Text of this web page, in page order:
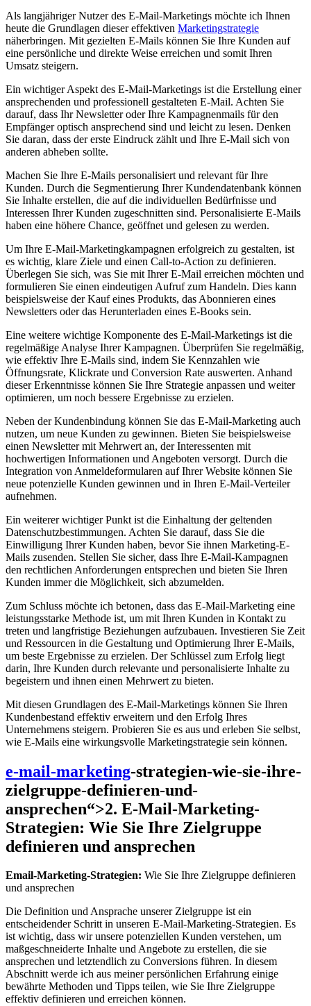
Als langjähriger Nutzer des E-Mail-Marketings möchte ich Ihnen
heute die Grundlagen dieser effektiven Marketingstrategie
näherbringen. Mit gezielten E-Mails können Sie Ihre Kunden auf
eine persönliche und direkte Weise erreichen und somit Ihren
Umsatz steigern.
Ein wichtiger Aspekt des E-Mail-Marketings ist die Erstellung einer
ansprechenden und professionell gestalteten E-Mail. Achten Sie
darauf, dass Ihr Newsletter oder Ihre Kampagnenmails für den
Empfänger optisch ansprechend sind und leicht zu lesen. Denken
Sie daran, dass der erste Eindruck zählt und Ihre E-Mail sich von
anderen abheben sollte.
Machen Sie Ihre E-Mails personalisiert und relevant für Ihre
Kunden. Durch die Segmentierung Ihrer Kundendatenbank können
Sie Inhalte erstellen, die auf die individuellen Bedürfnisse und
Interessen Ihrer Kunden zugeschnitten sind. Personalisierte E-Mails
haben eine höhere Chance, geöffnet und gelesen zu werden.
Um Ihre E-Mail-Marketingkampagnen erfolgreich zu gestalten, ist
es wichtig, klare Ziele und einen Call-to-Action zu definieren.
Überlegen Sie sich, was Sie mit Ihrer E-Mail erreichen möchten und
formulieren Sie einen eindeutigen Aufruf zum Handeln. Dies kann
beispielsweise der Kauf eines Produkts, das Abonnieren eines
Newsletters oder das Herunterladen eines E-Books sein.
Eine weitere wichtige Komponente des E-Mail-Marketings ist die
regelmäßige Analyse Ihrer Kampagnen. Überprüfen Sie regelmäßig,
wie effektiv Ihre E-Mails sind, indem Sie Kennzahlen wie
Öffnungsrate, Klickrate und Conversion Rate auswerten. Anhand
dieser Erkenntnisse können Sie Ihre Strategie anpassen und weiter
optimieren, um noch bessere Ergebnisse zu erzielen.
Neben der Kundenbindung können Sie das E-Mail-Marketing auch
nutzen, um neue Kunden zu gewinnen. Bieten Sie beispielsweise
einen Newsletter mit Mehrwert an, der Interessenten mit
hochwertigen Informationen und Angeboten versorgt. Durch die
Integration von Anmeldeformularen auf Ihrer Website können Sie
neue potenzielle Kunden gewinnen und in Ihren E-Mail-Verteiler
aufnehmen.
Ein weiterer wichtiger Punkt ist die Einhaltung der geltenden
Datenschutzbestimmungen. Achten Sie darauf, dass Sie die
Einwilligung Ihrer Kunden haben, bevor Sie ihnen Marketing-E-
Mails zusenden. Stellen Sie sicher, dass Ihre E-Mail-Kampagnen
den rechtlichen Anforderungen entsprechen und bieten Sie Ihren
Kunden immer die Möglichkeit, sich abzumelden.
Zum Schluss möchte ich betonen, dass das E-Mail-Marketing eine
leistungsstarke Methode ist, um mit Ihren Kunden in Kontakt zu
treten und langfristige Beziehungen aufzubauen. Investieren Sie Zeit
und Ressourcen in die Gestaltung und Optimierung Ihrer E-Mails,
um beste Ergebnisse zu erzielen. Der Schlüssel zum Erfolg liegt
darin, Ihre Kunden durch relevante und personalisierte Inhalte zu
begeistern und ihnen einen Mehrwert zu bieten.
Mit diesen Grundlagen des E-Mail-Marketings können Sie Ihren
Kundenbestand effektiv erweitern und den Erfolg Ihres
Unternehmens steigern. Probieren Sie es aus und erleben Sie selbst,
wie E-Mails eine wirkungsvolle Marketingstrategie sein können.
e-mail-marketing-strategien-wie-sie-ihre-
zielgruppe-definieren-und-
ansprechen“>2. E-Mail-Marketing-
Strategien: Wie Sie Ihre Zielgruppe
definieren und ansprechen
Email-Marketing-Strategien: Wie Sie Ihre Zielgruppe definieren
und ansprechen
Die Definition und Ansprache unserer Zielgruppe ist ein
entscheidender Schritt in unseren E-Mail-Marketing-Strategien. Es
ist wichtig, dass wir unsere potenziellen Kunden verstehen, um
maßgeschneiderte Inhalte und Angebote zu erstellen, die sie
ansprechen und letztendlich zu Conversions führen. In diesem
Abschnitt werde ich aus meiner persönlichen Erfahrung einige
bewährte Methoden und Tipps teilen, wie Sie Ihre Zielgruppe
effektiv definieren und erreichen können.